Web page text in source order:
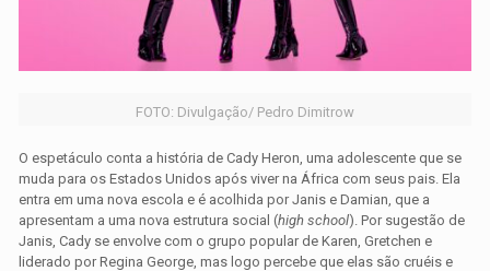
FOTO: Divulgação/ Pedro Dimitrow
O espetáculo conta a história de Cady Heron, uma adolescente que se
muda para os Estados Unidos após viver na África com seus pais. Ela
entra em uma nova escola e é acolhida por Janis e Damian, que a
apresentam a uma nova estrutura social (high school). Por sugestão de
Janis, Cady se envolve com o grupo popular de Karen, Gretchen e
liderado por Regina George, mas logo percebe que elas são cruéis e